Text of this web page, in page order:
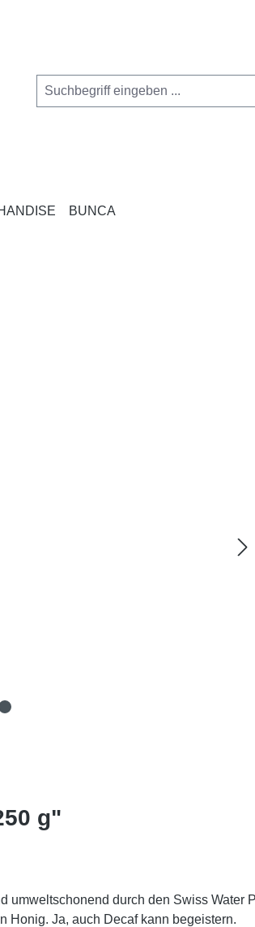
BUNCA
g"
durch den Swiss
Honig. Ja, auch Decaf kann begeistern.